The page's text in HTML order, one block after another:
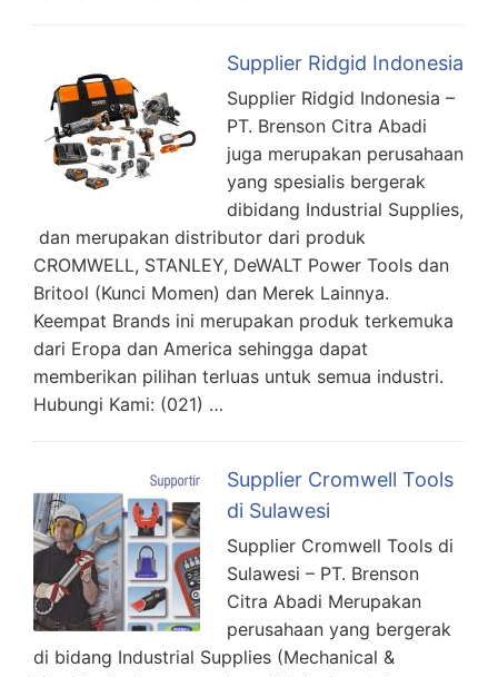
Supplier Ridgid Indonesia
Supplier Ridgid Indonesia –
PT. Brenson Citra Abadi
juga merupakan perusahaan
yang spesialis bergerak
dibidang Industrial Supplies,
dan merupakan distributor dari produk
CROMWELL, STANLEY, DeWALT Power Tools dan
Britool (Kunci Momen) dan Merek Lainnya.
Keempat Brands ini merupakan produk terkemuka
dari Eropa dan America sehingga dapat
memberikan pilihan terluas untuk semua industri.
Hubungi Kami: (021) …
Supplier Cromwell Tools
di Sulawesi
Supplier Cromwell Tools di
Sulawesi – PT. Brenson
Citra Abadi Merupakan
perusahaan yang bergerak
di bidang Industrial Supplies (Mechanical &